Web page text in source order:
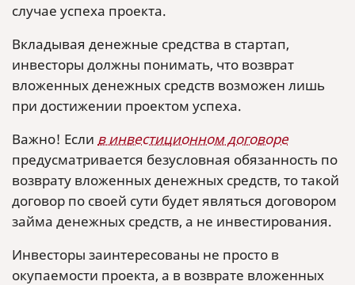
случае успеха проекта.
Вкладывая денежные средства в стартап,
инвесторы должны понимать, что возврат
вложенных денежных средств возможен лишь
при достижении проектом успеха.
Важно! Если в инвестиционном договоре
предусматривается безусловная обязанность по
возврату вложенных денежных средств, то такой
договор по своей сути будет являться договором
займа денежных средств, а не инвестирования.
Инвесторы заинтересованы не просто в
окупаемости проекта, а в возврате вложенных